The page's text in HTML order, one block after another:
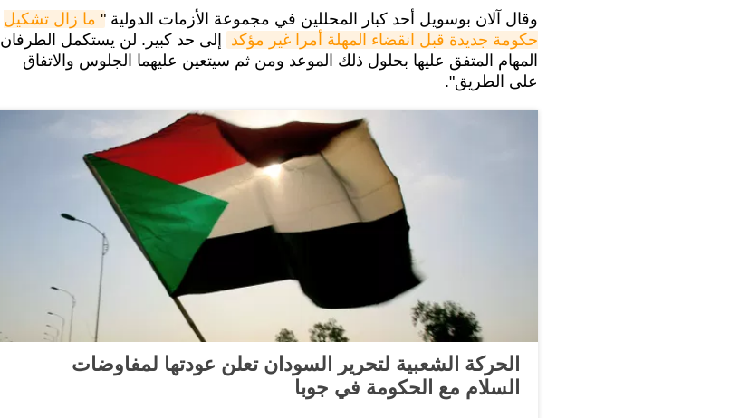
وقال آلان بوسويل أحد كبار المحللين في مجموعة الأزمات الدولية "
حكومة جديدة قبل انقضاء المهلة أمرا غير مؤكد
إلى حد كبير. لن يستكمل الطرفان
المهام المتفق عليها بحلول ذلك الموعد ومن ثم سيتعين عليهما الجلوس والاتفاق
على الطريق".
الحركة الشعبية لتحرير السودان تعلن عودتها لمفاوضات
السلام مع الحكومة في جوبا